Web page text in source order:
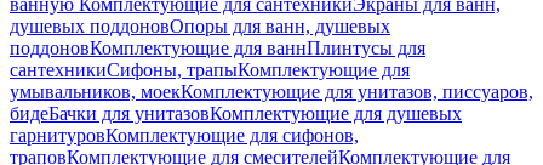
ванную Комплектующие для сантехникиЭкраны для ванн,
душевых поддоновОпоры для ванн, душевых
поддоновКомплектующие для ваннПлинтусы для
сантехникиСифоны, трапыКомплектующие для
умывальников, моекКомплектующие для унитазов, писсуаров,
бидеБачки для унитазовКомплектующие для душевых
гарнитуровКомплектующие для сифонов,
траповКомплектующие для смесителейКомплектующие для